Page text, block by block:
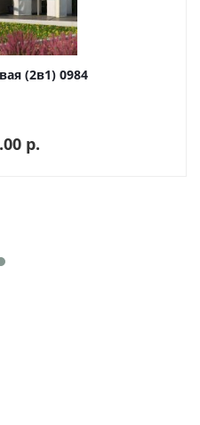
(2в1) 0984
p.